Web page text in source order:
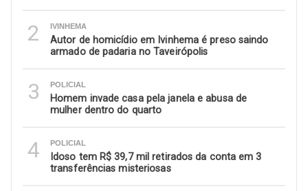
2 IVINHEMA
Autor de homicídio em Ivinhema é preso saindo
armado de padaria no Taveirópolis
3 POLICIAL
Homem invade casa pela janela e abusa de
mulher dentro do quarto
4 POLICIAL
Idoso tem R$ 39,7 mil retirados da conta em 3
transferências misteriosas